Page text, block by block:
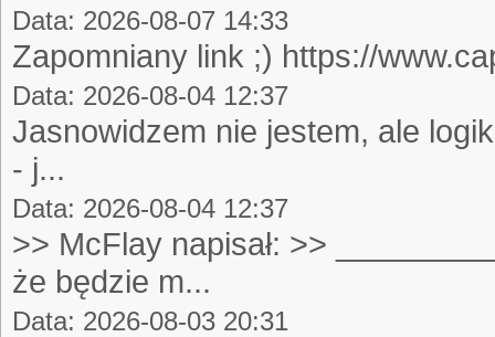
Data: 2026-08-07 14:33
Zapomniany link ;)
Data: 2026-08-04 12:37
Jasnowidzem nie jestem, ale
- j...
Data: 2026-08-04 12:37
>> McFlay napisał: >>
że będzie m...
Data: 2026-08-03 20:31